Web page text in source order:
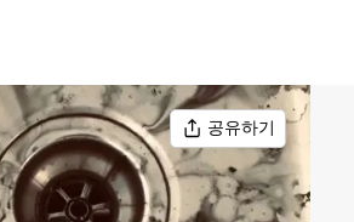
공유하기